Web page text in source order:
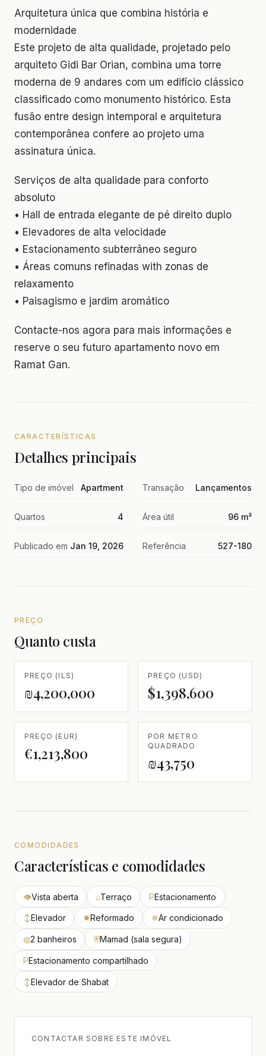
Arquitetura única que combina história e
modernidade
Este projeto de alta qualidade, projetado pelo
arquiteto Gidi Bar Orian, combina uma torre
moderna de 9 andares com um edifício clássico
classificado como monumento histórico. Esta
fusão entre design intemporal e arquitetura
contemporânea confere ao projeto uma
assinatura única.
Serviços de alta qualidade para conforto
absoluto
• Hall de entrada elegante de pé direito duplo
• Elevadores de alta velocidade
• Estacionamento subterrâneo seguro
• Áreas comuns refinadas with zonas de
relaxamento
• Paisagismo e jardim aromático
Contacte-nos agora para mais informações e
reserve o seu futuro apartamento novo em
Ramat Gan.
CARACTERÍSTICAS
Detalhes principais
Tipo de imóvel Apartment Transação Lançamentos
Quartos 4 Área útil 96 m²
Publicado em Jan 19, 2026 Referência 527-180
PREÇO
Quanto custa
PREÇO (ILS)
₪4,200,000
PREÇO (USD)
$1,398,600
PREÇO (EUR)
€1,213,800
POR METRO
QUADRADO
₪43,750
COMODIDADES
Características e comodidades
👁Vista aberta ⌂Terraço PEstacionamento
↕Elevador ✹Reformado ❄Ar condicionado
◍2 banheiros ⛨Mamad (sala segura)
PEstacionamento compartilhado
↕Elevador de Shabat
CONTACTAR SOBRE ESTE IMÓVEL